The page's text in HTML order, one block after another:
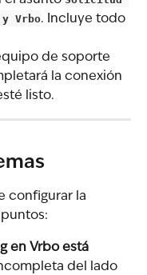
Vrbo. Incluye todo
de soporte
la conexión
listo.
configurar la
en Vrbo está
del lado